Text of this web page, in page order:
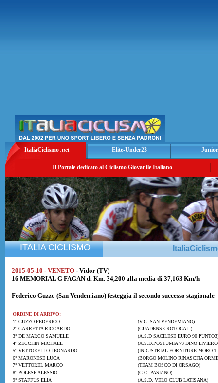
ItaliaCiclismo .net Elite-Under23
Il Portale dedicato al Ciclismo Giovanile Italiano
ITALIA CICLISMO
2015-05-10 - VENETO - Vidor (TV)
16 MEMORIAL G FAGAN di Km. 34,200 alla media di 37,163 Km/h
Federico Guzzo (San Vendemiano) festeggia il secondo successo stagionale
ORDINE DI ARRIVO:
1° GUZZO FEDERICO
(V.C. SAN VENDEMIANO)
2° CARRETTA RICCARDO
(GUADENSE ROTOGAL )
3° DE MARCO SAMUELE
(A.S.D SACILESE EURO 90 PUNTO3)
4° ZECCHIN MICHAEL
(A.S.D.POSTUMIA 73 DINO
5° VETTORELLO LEONARDO
(INDUSTRIAL FORNITURE MORO-
6° MARONESE LUCA
(BORGO MOLINO RINASCITA
7° VETTOREL MARCO
(TEAM BOSCO DI ORSAGO)
8° POLESE ALESSIO
(G.C. PASIANO)
9° STAFFUS ELIA
(A.S.D. VELO CLUB LATISANA)